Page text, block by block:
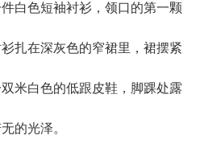
色短袖衬衫，领口的第一颗
扎在深灰色的窄裙里，裙摆紧
米白色的低跟皮鞋，脚踝处露
的光泽。